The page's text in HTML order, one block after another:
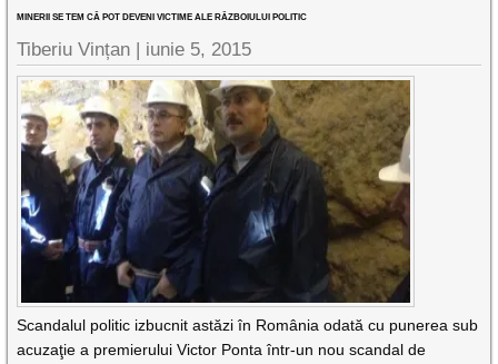
MINERII SE TEM CĂ POT DEVENI VICTIME ALE RĂZBOIULUI POLITIC
Tiberiu Vințan | iunie 5, 2015
Scandalul politic izbucnit astăzi în România odată cu punerea sub
acuzaţie a premierului Victor Ponta într-un nou scandal de